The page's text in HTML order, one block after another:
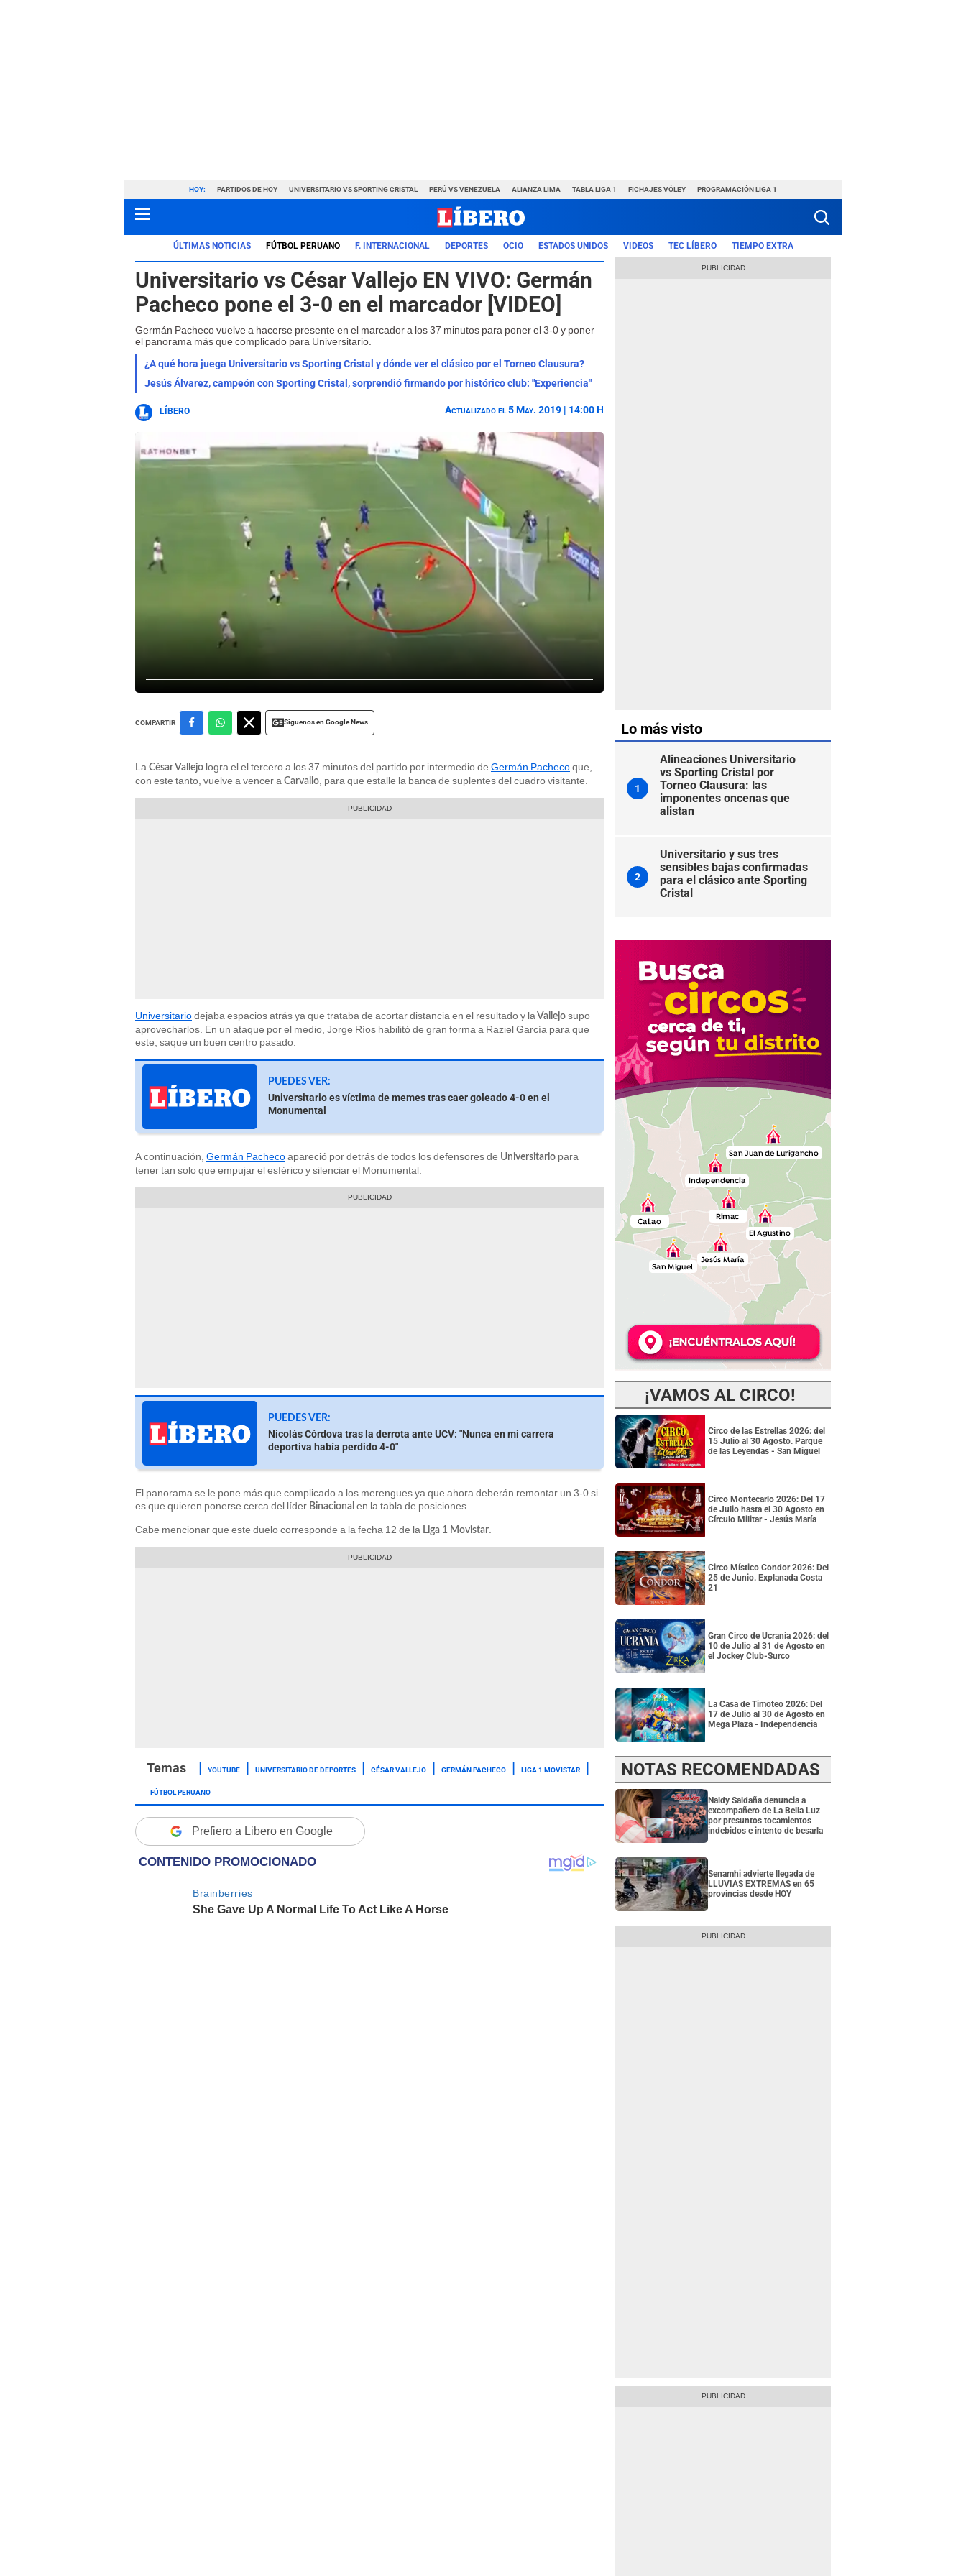
HOY: PARTIDOS DE HOY UNIVERSITARIO VS SPORTING CRISTAL PERÚ VS VENEZUELA ALIANZA LIMA TABLA LIGA 1 FICHAJES VÓLEY PROGRAMACIÓN LIGA 1
ÚLTIMAS NOTICIAS FÚTBOL PERUANO F. INTERNACIONAL DEPORTES OCIO ESTADOS UNIDOS VIDEOS TEC LÍBERO TIEMPO EXTRA
Universitario vs César Vallejo EN VIVO: Germán
Pacheco pone el 3-0 en el marcador [VIDEO]
Germán Pacheco vuelve a hacerse presente en el marcador a los 37 minutos para poner el 3-0 y poner
el panorama más que complicado para Universitario.
¿A qué hora juega Universitario vs Sporting Cristal y dónde ver el clásico por el Torneo Clausura?
Jesús Álvarez, campeón con Sporting Cristal, sorprendió firmando por histórico club: "Experiencia"
LÍBERO Actualizado el 5 May. 2019 | 14:00 H
COMPARTIR Siguenos en Google News
La César Vallejo logra el el tercero a los 37 minutos del partido por intermedio de Germán Pachecoque,
con este tanto, vuelve a vencer a Carvallo , para que estalle la banca de suplentes del cuadro visitante.
Universitariodejaba espacios atrás ya que trataba de acortar distancia en el resultado y la Vallejo supo
aprovecharlos. En un ataque por el medio, Jorge Ríos habilitó de gran forma a Raziel García para que
este, saque un buen centro pasado.
PUEDES VER:
Universitario es víctima de memes tras caer goleado 4-0 en el
Monumental
A continuación, Germán Pachecoapareció por detrás de todos los defensores de Universitario para
tener tan solo que empujar el esférico y silenciar el Monumental.
PUEDES VER:
Nicolás Córdova tras la derrota ante UCV: "Nunca en mi carrera
deportiva había perdido 4-0"
El panorama se le pone más que complicado a los merengues ya que ahora deberán remontar un 3-0 si
es que quieren ponerse cerca del líder Binacional en la tabla de posiciones.
Cabe mencionar que este duelo corresponde a la fecha 12 de la Liga 1 Movistar
YOUTUBE UNIVERSITARIO DE DEPORTES CÉSAR VALLEJO GERMÁN PACHECO
LIGA 1 MOVISTAR
FÚTBOL PERUANO
Prefiero a Libero en Google
Lo más visto
1
Alineaciones Universitario
vs Sporting Cristal por
Torneo Clausura: las
imponentes oncenas que
alistan
2
Universitario y sus tres
sensibles bajas confirmadas
para el clásico ante Sporting
Cristal
¡VAMOS AL CIRCO!
Circo de las Estrellas 2026: del
15 Julio al 30 Agosto. Parque
de las Leyendas - San Miguel
Circo Montecarlo 2026: Del 17
de Julio hasta el 30 Agosto en
Círculo Militar - Jesús María
Circo Místico Condor 2026: Del
25 de Junio. Explanada Costa
21
Gran Circo de Ucrania 2026: del
10 de Julio al 31 de Agosto en
el Jockey Club-Surco
La Casa de Timoteo 2026: Del
17 de Julio al 30 de Agosto en
Mega Plaza - Independencia
NOTAS RECOMENDADAS
Naldy Saldaña denuncia a
excompañero de La Bella Luz
por presuntos tocamientos
indebidos e intento de besarla
Senamhi advierte llegada de
LLUVIAS EXTREMAS en 65
provincias desde HOY